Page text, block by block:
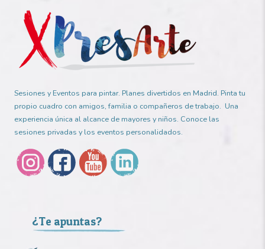
Sesiones y Eventos para pintar. Planes divertidos en Madrid. Pinta tu
propio cuadro con amigos, familia o compañeros de trabajo. Una
experiencia única al alcance de mayores y niños. Conoce las
sesiones privadas y los eventos personalidados.
¿Te apuntas?